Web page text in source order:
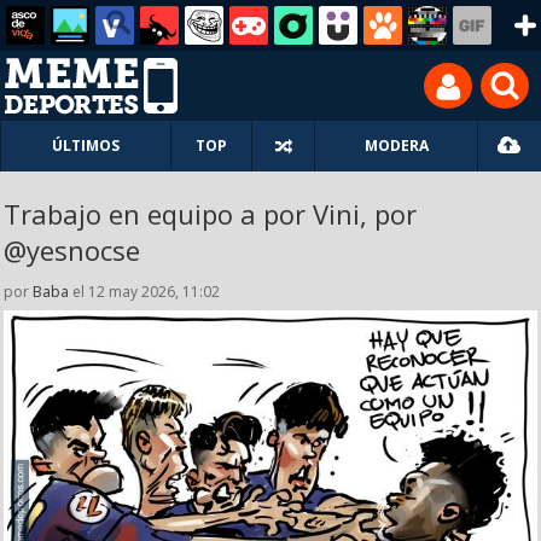
ÚLTIMOS TOP MODERA
Trabajo en equipo a por Vini, por
@yesnocse
por Baba el 12 may 2026, 11:02